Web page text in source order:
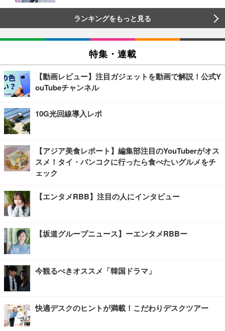
ランキングをもっと見る
特集・連載
【動画レビュー】注目ガジェットを動画で解説！公式Y
ouTubeチャンネル
10G光回線導入レポ
【アジア美食レポート】編集部注目のYouTuberがオス
スメ！タイ・バンコクに行ったら食べたいグルメをチ
ェック
【エンタメRBB】注目の人にインタビュー
【坂道グループニュース】ーエンタメRBBー
今観るべきオススメ「韓国ドラマ」
快適デスクのヒントが満載！こだわりデスクツアー